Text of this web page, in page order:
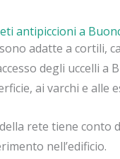
antipiccioni a
adatte a cortili,
degli uccelli
ai varchi e alle
rete tiene conto
nell’edificio.